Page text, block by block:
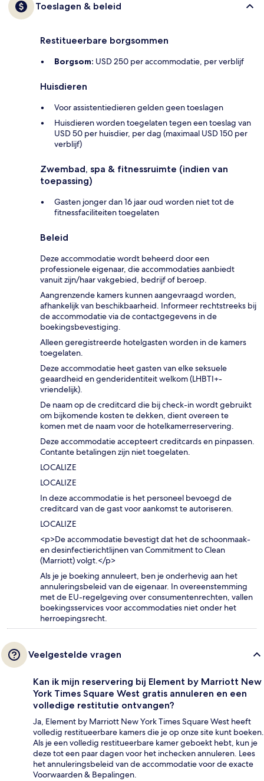
Toeslagen & beleid
Restitueerbare borgsommen
Borgsom: USD 250 per accommodatie, per verblijf
Huisdieren
Voor assistentiedieren gelden geen toeslagen
Huisdieren worden toegelaten tegen een toeslag van
USD 50 per huisdier, per dag (maximaal USD 150 per
verblijf)
Zwembad, spa & fitnessruimte (indien van
toepassing)
Gasten jonger dan 16 jaar oud worden niet tot de
fitnessfaciliteiten toegelaten
Beleid
Deze accommodatie wordt beheerd door een
professionele eigenaar, die accommodaties aanbiedt
vanuit zijn/haar vakgebied, bedrijf of beroep.
Aangrenzende kamers kunnen aangevraagd worden,
afhankelijk van beschikbaarheid. Informeer rechtstreeks bij
de accommodatie via de contactgegevens in de
boekingsbevestiging.
Alleen geregistreerde hotelgasten worden in de kamers
toegelaten.
Deze accommodatie heet gasten van elke seksuele
geaardheid en genderidentiteit welkom (LHBTI+-
vriendelijk).
De naam op de creditcard die bij check-in wordt gebruikt
om bijkomende kosten te dekken, dient overeen te
komen met de naam voor de hotelkamerreservering.
Deze accommodatie accepteert creditcards en pinpassen.
Contante betalingen zijn niet toegelaten.
LOCALIZE
LOCALIZE
In deze accommodatie is het personeel bevoegd de
creditcard van de gast voor aankomst te autoriseren.
LOCALIZE
<p>De accommodatie bevestigt dat het de schoonmaak-
en desinfectierichtlijnen van Commitment to Clean
(Marriott) volgt.</p>
Als je je boeking annuleert, ben je onderhevig aan het
annuleringsbeleid van de eigenaar. In overeenstemming
met de EU-regelgeving over consumentenrechten, vallen
boekingsservices voor accommodaties niet onder het
herroepingsrecht.
Veelgestelde vragen
Kan ik mijn reservering bij Element by Marriott New
York Times Square West gratis annuleren en een
volledige restitutie ontvangen?
Ja, Element by Marriott New York Times Square West heeft
volledig restitueerbare kamers die je op onze site kunt boeken.
Als je een volledig restitueerbare kamer geboekt hebt, kun je
deze tot een paar dagen voor het inchecken annuleren. Lees
het annuleringsbeleid van de accommodatie voor de exacte
Voorwaarden & Bepalingen.